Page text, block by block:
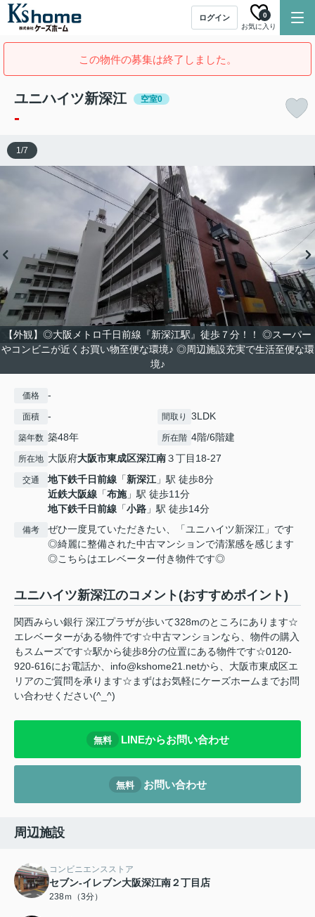
ログイン
お気に入り
0
この物件の募集は終了しました。
ユニハイツ新深江 空室0
-
【外観】◎大阪メトロ千日前線『新深江駅』徒歩７分！！ ◎スーパー
やコンビニが近くお買い物至便な環境♪ ◎周辺施設充実で生活至便な環
境♪
1/7
価格 -
面積 - 間取り 3LDK
築年数 築48年 所在階 4階/6階建
所在地 大阪府大阪市東成区深江南３丁目18-27
交通 地下鉄千日前線 「新深江」駅 徒歩8分
近鉄大阪線 「布施」駅 徒歩11分
地下鉄千日前線 「小路 」駅 徒歩14分
備考
ぜひ一度見ていただきたい、「ユニハイツ新深江」です
◎綺麗に整備された中古マンションで清潔感を感じます
◎こちらはエレベーター付き物件です◎
ユニハイツ新深江のコメント(おすすめポイント)
関西みらい銀行 深江プラザが歩いて328mのところにあります☆
エレベーターがある物件です☆中古マンションなら、物件の購入
もスムーズです☆駅から徒歩8分の位置にある物件です☆0120-
920-616にお電話か、info@kshome21.netから、大阪市東成区エ
リアのご質問を承ります☆まずはお気軽にケーズホームまでお問
い合わせください(^_^)
無料 LINEからお問い合わせ
無料 お問い合わせ
周辺施設
コンビニエンスストア
セブン-イレブン大阪深江南２丁目店
238ｍ（3分）